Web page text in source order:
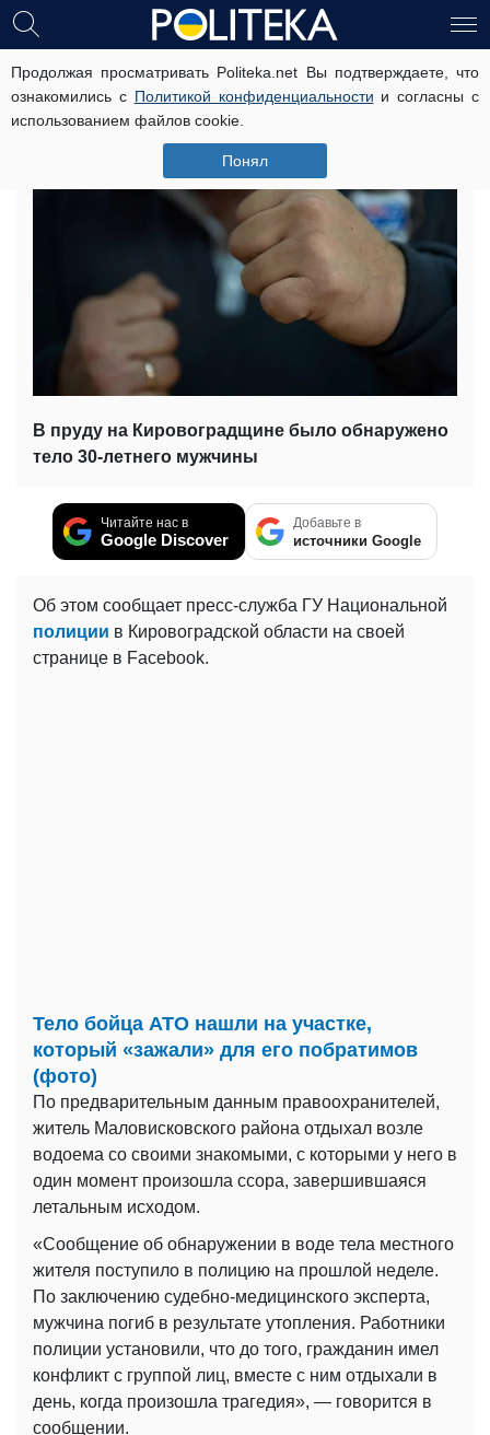
Продолжая просматривать Politeka.net Вы подтверждаете, что
ознакомились с Политикой конфиденциальности и согласны с
использованием файлов cookie.
Понял
Оставили умирать: двое забили
АТОшника (фото)
В пруду на Кировоградщине было обнаружено
тело 30-летнего мужчины
Читайте нас в
Google Discover
Добавьте в
источники Google
Об этом сообщает пресс-служба ГУ Национальной
полиции в Кировоградской области на своей
странице в Facebook.
Тело бойца АТО нашли на участке,
который «зажали» для его побратимов
(фото)
По предварительным данным правоохранителей,
житель Маловисковского района отдыхал возле
водоема со своими знакомыми, с которыми у него в
один момент произошла ссора, завершившаяся
летальным исходом.
«Сообщение об обнаружении в воде тела местного
жителя поступило в полицию на прошлой неделе.
По заключению судебно-медицинского эксперта,
мужчина погиб в результате утопления. Работники
полиции установили, что до того, гражданин имел
конфликт с группой лиц, вместе с ним отдыхали в
день, когда произошла трагедия», — говорится в
сообщении.